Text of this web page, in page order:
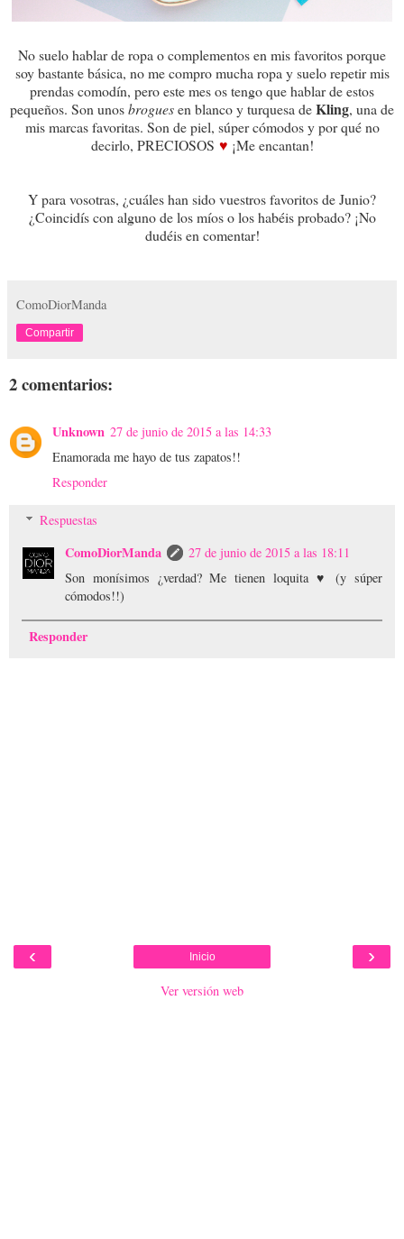
No suelo hablar de ropa o complementos en mis favoritos porque
soy bastante básica, no me compro mucha ropa y suelo repetir mis
prendas comodín, pero este mes os tengo que hablar de estos
pequeños. Son unosbroguesen blanco y turquesa deKling, una de
mis marcas favoritas. Son de piel, súper cómodos y por qué no
decirlo, PRECIOSOS ♥ ¡Me encantan!
Y para vosotras, ¿cuáles han sido vuestros favoritos de Junio?
¿Coincidís con alguno de los míos o los habéis probado? ¡No
dudéis en comentar!
ComoDiorManda
Compartir
2 comentarios:
Unknown 27 de junio de 2015 a las 14:33
Enamorada me hayo de tus zapatos!!
Responder
Respuestas
ComoDiorManda
27 de junio de 2015 a las 18:11
Son monísimos ¿verdad? Me tienen loquita ♥ (y súper
cómodos!!)
Responder
‹ ›
Inicio
Ver versión web